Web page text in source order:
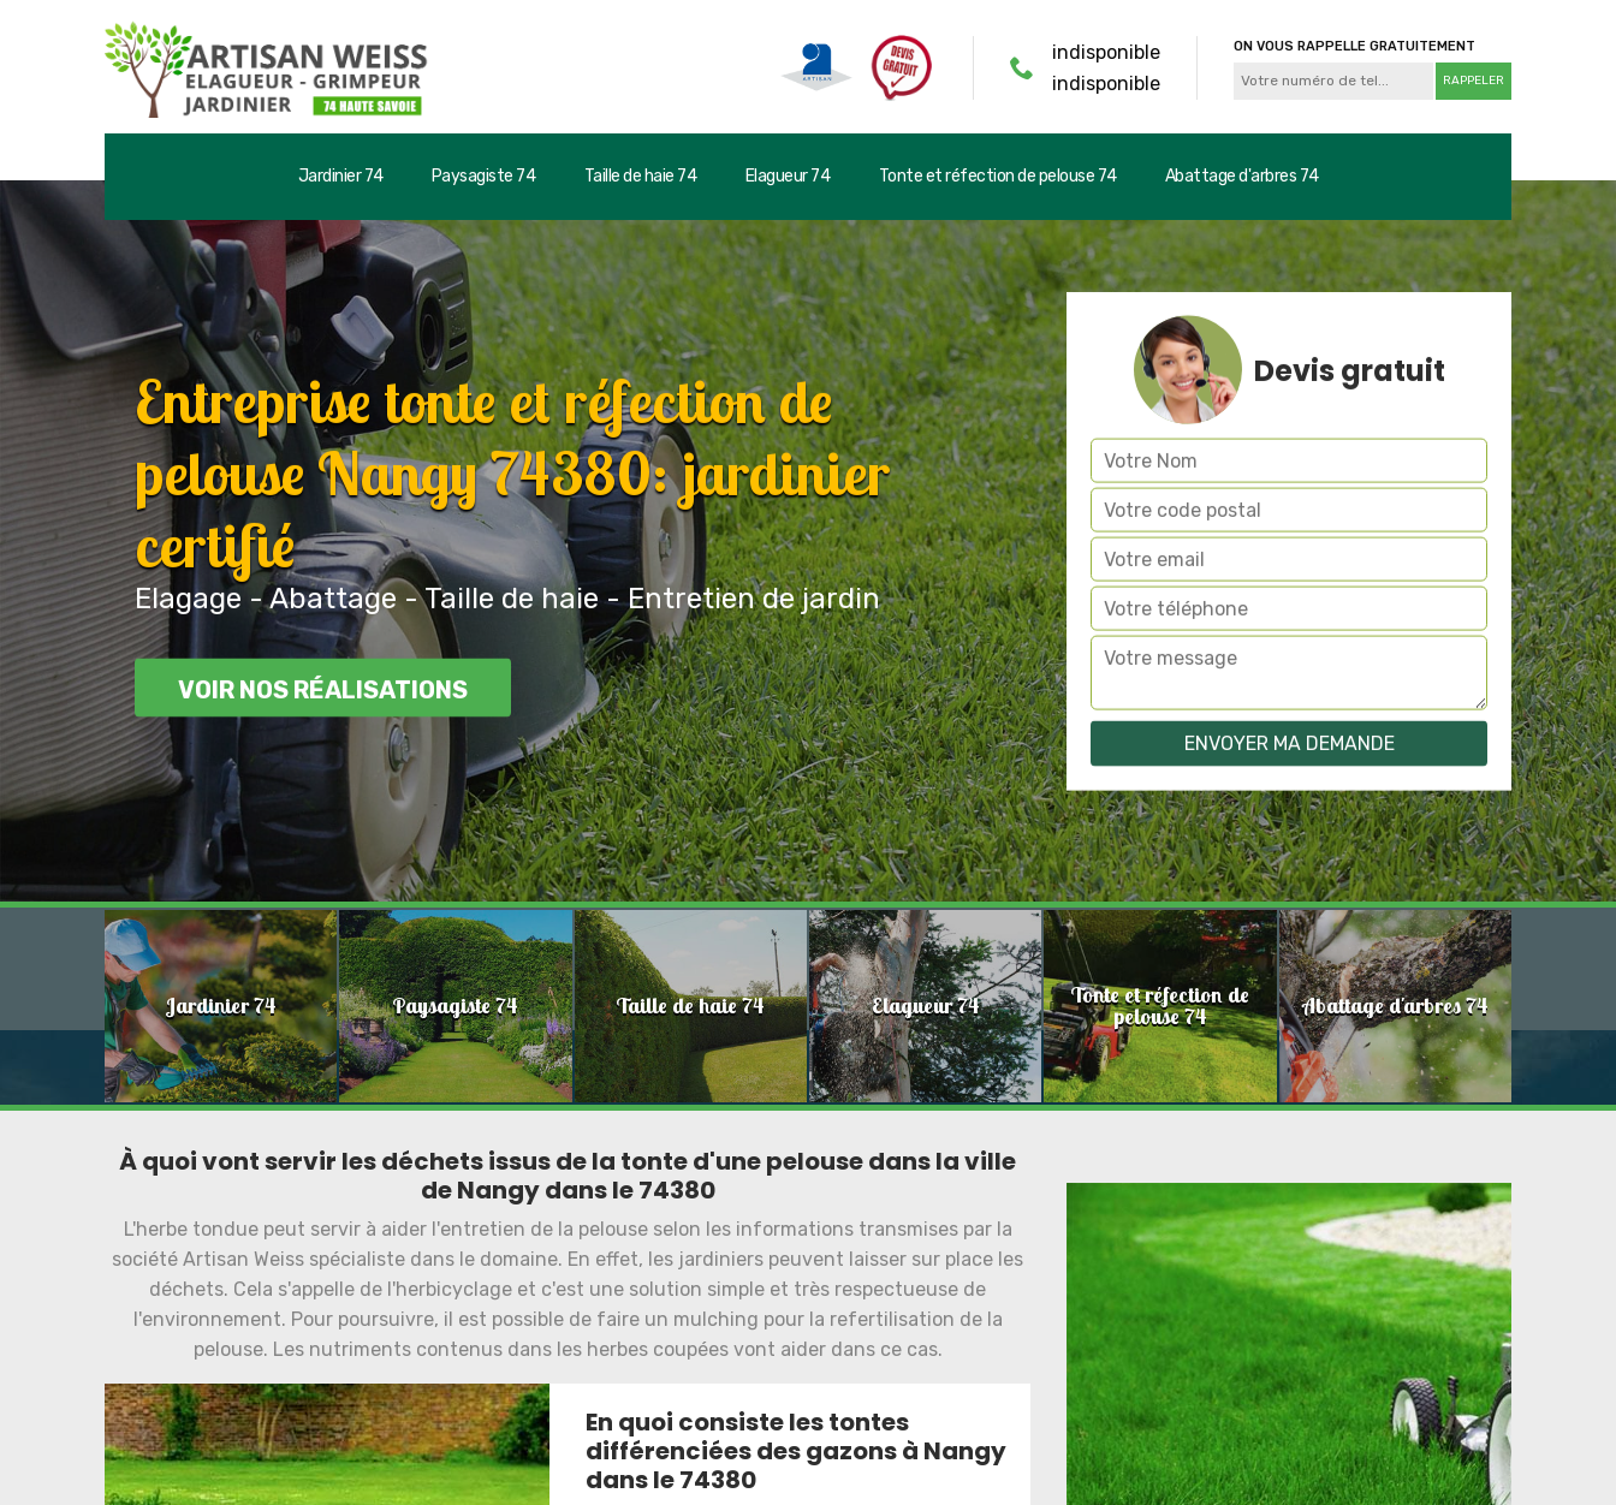
indisponible
indisponible
ON VOUS RAPPELLE GRATUITEMENT
Jardinier 74 Paysagiste 74 Taille de haie 74 Elagueur 74 Tonte et réfection de pelouse 74 Abattage d'arbres 74
Entreprise tonte et réfection de
pelouse Nangy 74380: jardinier
certifié
Elagage - Abattage - Taille de haie - Entretien de jardin
VOIR NOS RÉALISATIONS
Devis gratuit
Jardinier 74 Paysagiste 74 Taille de haie 74 Elagueur 74 Tonte et réfection de
pelouse 74 Abattage d'arbres 74
À quoi vont servir les déchets issus de la tonte d'une pelouse dans la ville
de Nangy dans le 74380
L'herbe tondue peut servir à aider l'entretien de la pelouse selon les informations transmises par la
société Artisan Weiss spécialiste dans le domaine. En effet, les jardiniers peuvent laisser sur place les
déchets. Cela s'appelle de l'herbicyclage et c'est une solution simple et très respectueuse de
l'environnement. Pour poursuivre, il est possible de faire un mulching pour la refertilisation de la
pelouse. Les nutriments contenus dans les herbes coupées vont aider dans ce cas.
En quoi consiste les tontes
différenciées des gazons à Nangy
dans le 74380